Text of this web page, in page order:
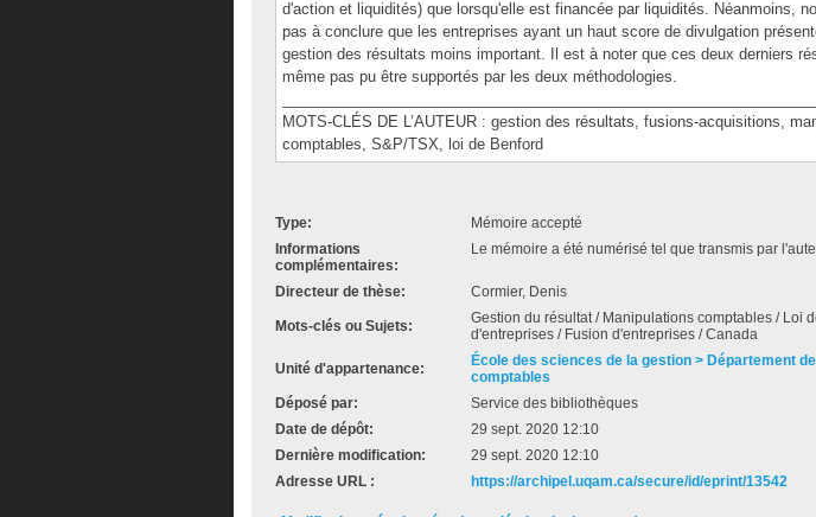
d'action et liquidités) que lorsqu'elle est financée par liquidités. Néanmoins,
pas à conclure que les entreprises ayant un haut score de divulgation
gestion des résultats moins important. Il est à noter que ces deux derniers
même pas pu être supportés par les deux méthodologies.
MOTS-CLÉS DE L’AUTEUR : gestion des résultats, fusions-acquisitions,
comptables, S&P/TSX, loi de Benford
Type:
Mémoire accepté
Informations
complémentaires:
Le mémoire a été numérisé tel que transmis par
Directeur de thèse: Cormier, Denis
Mots-clés ou Sujets:
Gestion du résultat / Manipulations comptables / Loi
d'entreprises / Fusion d'entreprises / Canada
Unité d'appartenance:
École des sciences de la gestion > Département
comptables
Déposé par:
Service des bibliothèques
Date de dépôt:
29 sept. 2020 12:10
Dernière modification:
29 sept. 2020 12:10
Adresse URL :
https://archipel.uqam.ca/secure/id/eprint/13542